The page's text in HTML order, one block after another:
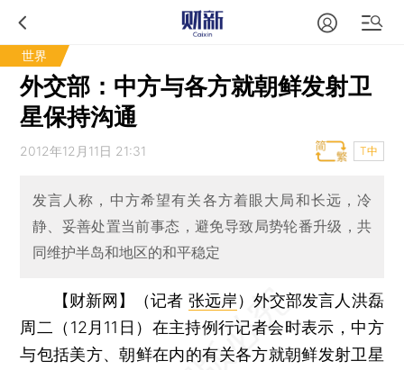
世界
外交部：中方与各方就朝鲜发射卫
星保持沟通
2012年12月11日 21:31 T中
发言人称，中方希望有关各方着眼大局和长远，冷
静、妥善处置当前事态，避免导致局势轮番升级，共
同维护半岛和地区的和平稳定
【财新网】（记者 张远岸） 外交部发言人洪磊
周二（12月11日）在主持例行记者会时表示，中方
与包括美方、朝鲜在内的有关各方就朝鲜发射卫星